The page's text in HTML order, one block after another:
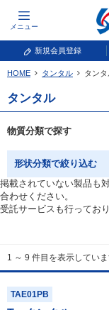
メニュー
新規会員登録
元素周期表をタップすると
し、一覧へ移動してください
常温常圧で気体であ
放射性元素または人工
HOME タンタル タン
タンタル
物質分類で探す
形状分類で絞り込む
掲載されていない製品も
合わせください。
受託サービスも行っており
1 ～ 9 件目を表示していま
TAE01PB